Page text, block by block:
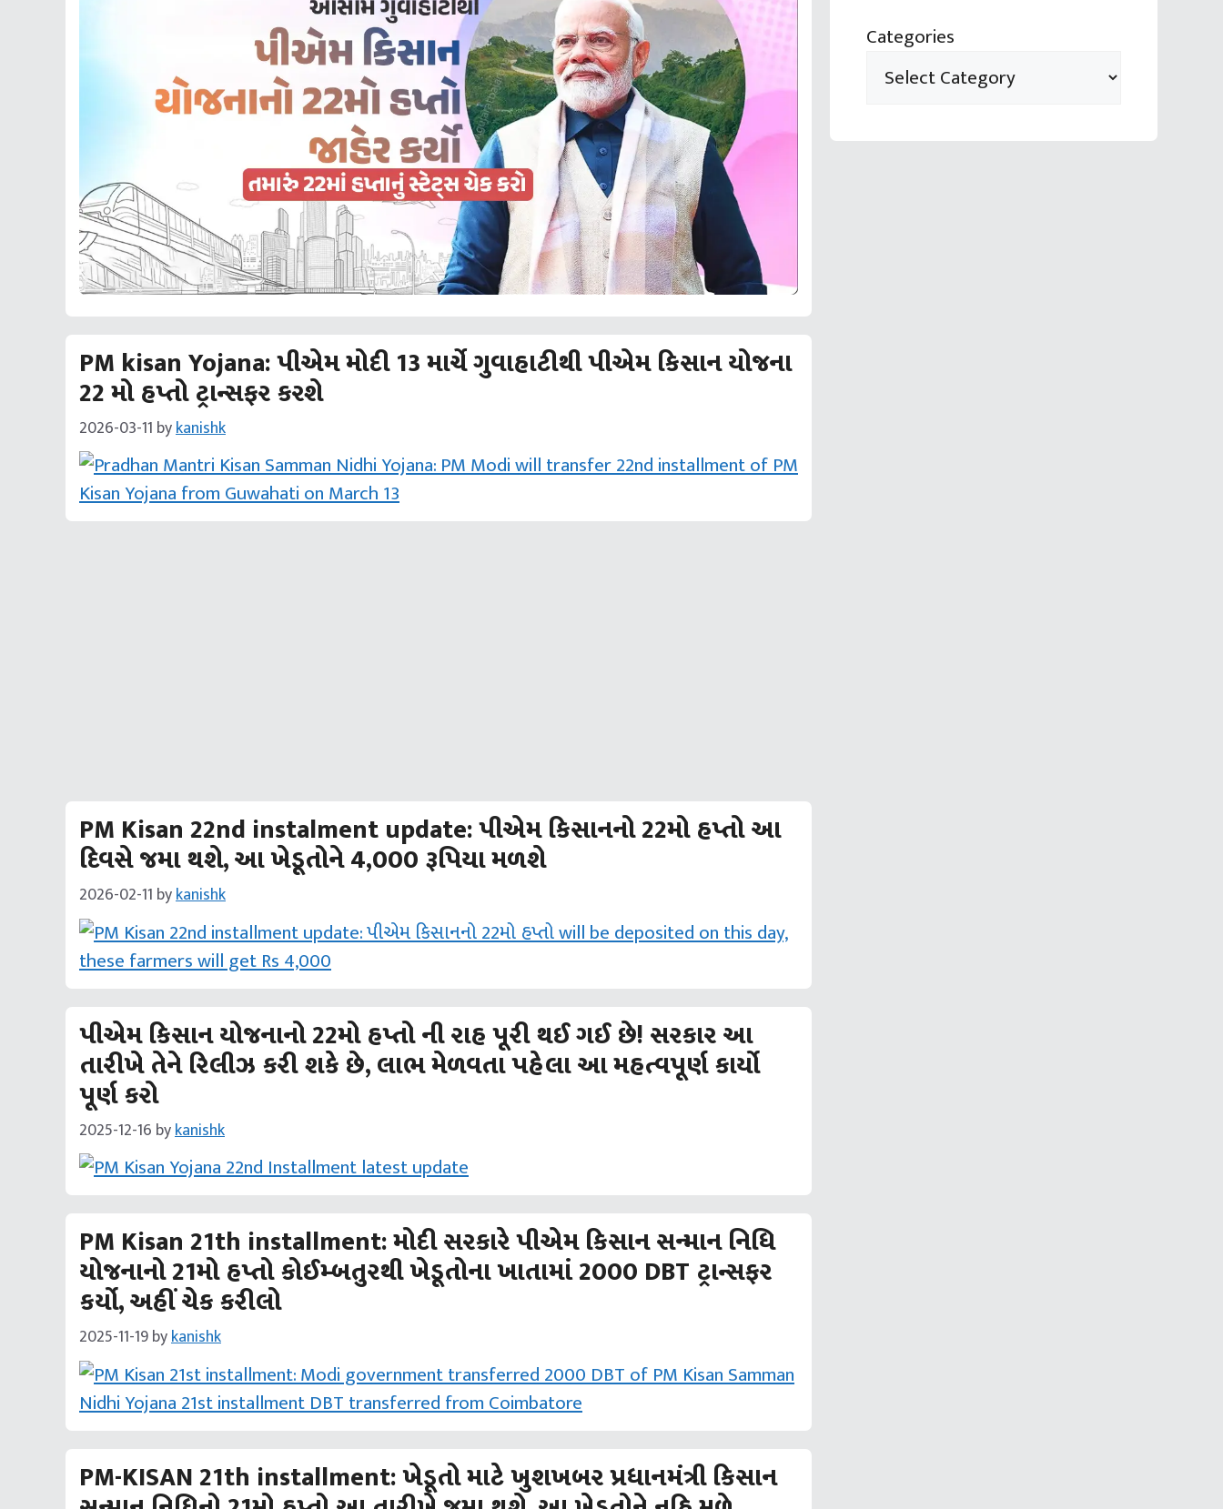
PM kisan Yojana: પીએમ મોદી 13 માર્ચે ગુવાહાટીથી પીએમ કિસાન યોજના
22 મો હપ્તો ટ્રાન્સફર કરશે
2026-03-11 bykanishk
PM Kisan 22nd instalment update: પીએમ કિસાનનો 22મો હપ્તો આ
દિવસે જમા થશે, આ ખેડૂતોને 4,000 રૂપિયા મળશે
2026-02-11 bykanishk
પીએમ કિસાન યોજનાનો 22મો હપ્તો ની રાહ પૂરી થઈ ગઈ છે! સરકાર આ
તારીખે તેને રિલીઝ કરી શકે છે, લાભ મેળવતા પહેલા આ મહત્વપૂર્ણ કાર્યો
પૂર્ણ કરો
2025-12-16 bykanishk
PM Kisan 21th installment: મોદી સરકારે પીએમ કિસાન સન્માન નિધિ
યોજનાનો 21મો હપ્તો કોઈમ્બતુરથી ખેડૂતોના ખાતામાં 2000 DBT ટ્રાન્સફર
કર્યો, અહીં ચેક કરીલો
2025-11-19bykanishk
PM-KISAN 21th installment: ખેડૂતો માટે ખુશખબર પ્રધાનમંત્રી કિસાન
Categories